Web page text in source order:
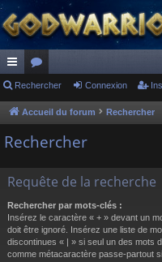
ac
co
ur
s
or
u
m
Rechercher Connexion
Accueil du forum Rechercher
Rechercher
Requête de la recherche
Rechercher par mots-clés :
Insérez le caractère « + » devant un
doit être ignoré. Insérez une liste de
discontinues « | » si seul un des mots
comme métacaractère passe-partout